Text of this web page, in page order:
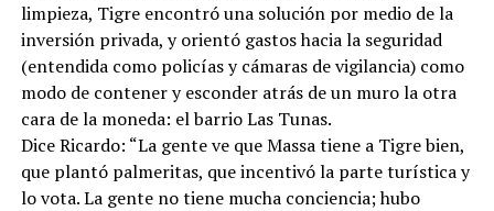
limpieza, Tigre encontró una solución por medio de la
inversión privada, y orientó gastos hacia la seguridad
(entendida como policías y cámaras de vigilancia) como
modo de contener y esconder atrás de un muro la otra
cara de la moneda: el barrio Las Tunas.
Dice Ricardo: “La gente ve que Massa tiene a Tigre bien,
que plantó palmeritas, que incentivó la parte turística y
lo vota. La gente no tiene mucha conciencia; hubo